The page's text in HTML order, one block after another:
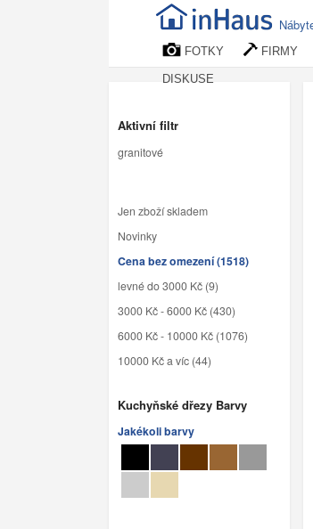
FOTKY FIRMY
DISKUSE
Aktivní filtr
granitové
Jen zboží skladem
Novinky
Cena bez omezení (1518)
levné do 3000 Kč (9)
3000 Kč - 6000 Kč (430)
6000 Kč - 10000 Kč (1076)
10000 Kč a víc (44)
Kuchyňské dřezy Barvy
Jakékoli barvy